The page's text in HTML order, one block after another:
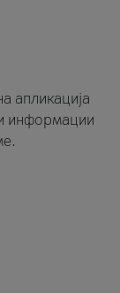
апликација
информации